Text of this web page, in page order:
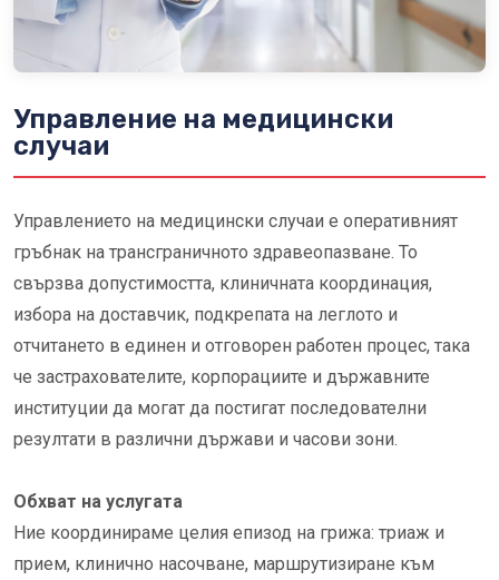
Управление на медицински
случаи
Управлението на медицински случаи е оперативният
гръбнак на трансграничното здравеопазване. То
свързва допустимостта, клиничната координация,
избора на доставчик, подкрепата на леглото и
отчитането в единен и отговорен работен процес, така
че застрахователите, корпорациите и държавните
институции да могат да постигат последователни
резултати в различни държави и часови зони.
Обхват на услугата
Ние координираме целия епизод на грижа: триаж и
прием, клинично насочване, маршрутизиране към